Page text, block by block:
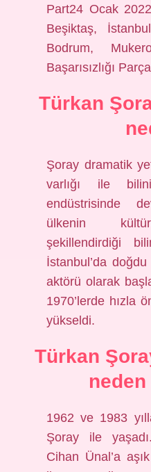
Part24 Ocak
Beşiktaş,
Bodrum,
Başarısızlığı
Türkan
Şoray dramatik
varlığı ile
endüstrisinde
ülkenin
şekillendirdiği
İstanbul’da
aktörü olarak
1970’lerde hızla
yükseldi.
Türkan
neden
1962 ve 1983
Şoray ile
Cihan Ünal’a